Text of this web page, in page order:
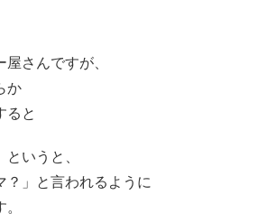
さんですが、
か
ると
というと、
？」と言われるように